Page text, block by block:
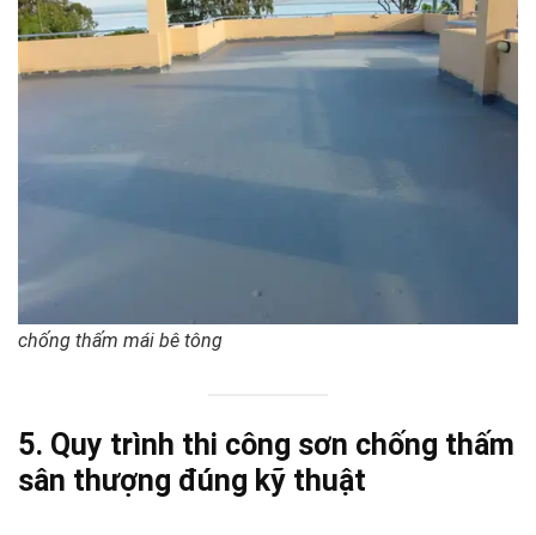
chống thấm mái bê tông
5. Quy trình thi công sơn chống thấm
sân thượng đúng kỹ thuật